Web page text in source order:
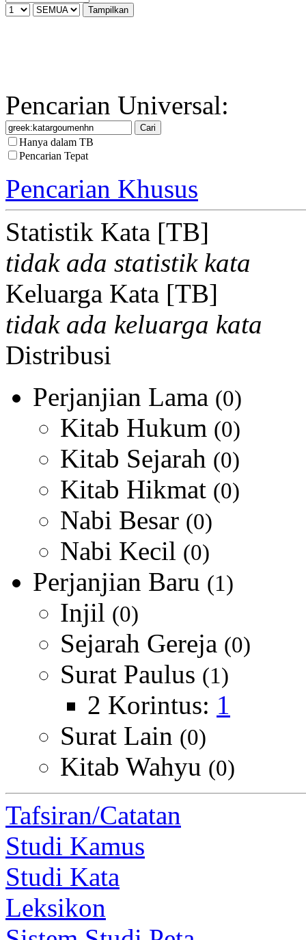
Pencarian Universal:
Hanya dalam TB
Pencarian Tepat
Pencarian Khusus
Statistik Kata [TB]
tidak ada statistik kata
Keluarga Kata [TB]
tidak ada keluarga kata
Distribusi
Perjanjian Lama (0)
Kitab Hukum (0)
Kitab Sejarah (0)
Kitab Hikmat (0)
Nabi Besar (0)
Nabi Kecil (0)
Perjanjian Baru (1)
Injil (0)
Sejarah Gereja (0)
Surat Paulus (1)
2 Korintus: 1
Surat Lain (0)
Kitab Wahyu (0)
Tafsiran/Catatan
Studi Kamus
Studi Kata
Leksikon